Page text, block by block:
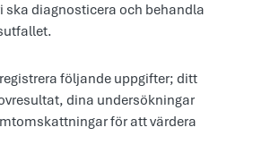
diagnosticera och behandla
följande uppgifter; ditt
dina undersökningar
för att värdera